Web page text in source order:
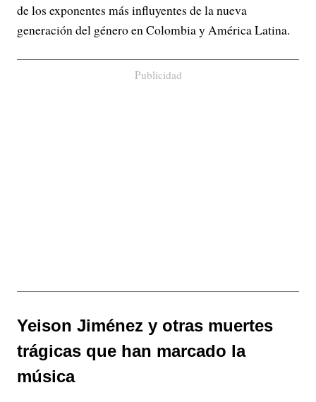
de los exponentes más influyentes de la nueva
generación del género en Colombia y América Latina.
Publicidad
Yeison Jiménez y otras muertes
trágicas que han marcado la
música